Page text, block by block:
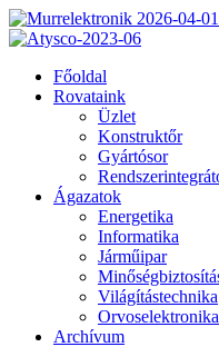
Főoldal
Rovataink
Üzlet
Konstruktőr
Gyártósor
Ágazatok
Energetika
Informatika
Járműipar
Világítástechnika
Orvoselektronika
Archívum